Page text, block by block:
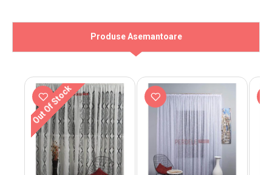
Produse Asemantoare
Out Of Stock